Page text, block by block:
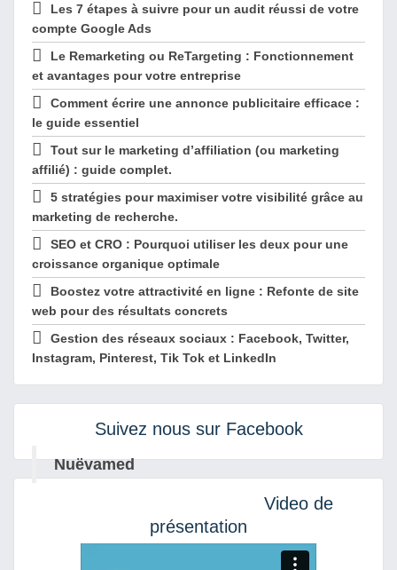
Les 7 étapes à suivre pour un audit réussi de votre
compte Google Ads
Le Remarketing ou ReTargeting : Fonctionnement
et avantages pour votre entreprise
Comment écrire une annonce publicitaire efficace :
le guide essentiel
Tout sur le marketing d’affiliation (ou marketing
affilié) : guide complet.
5 stratégies pour maximiser votre visibilité grâce au
marketing de recherche.
SEO et CRO : Pourquoi utiliser les deux pour une
croissance organique optimale
Boostez votre attractivité en ligne : Refonte de site
web pour des résultats concrets
Gestion des réseaux sociaux : Facebook, Twitter,
Instagram, Pinterest, Tik Tok et LinkedIn
Suivez nous sur Facebook
Nuëvamed
Video de
présentation